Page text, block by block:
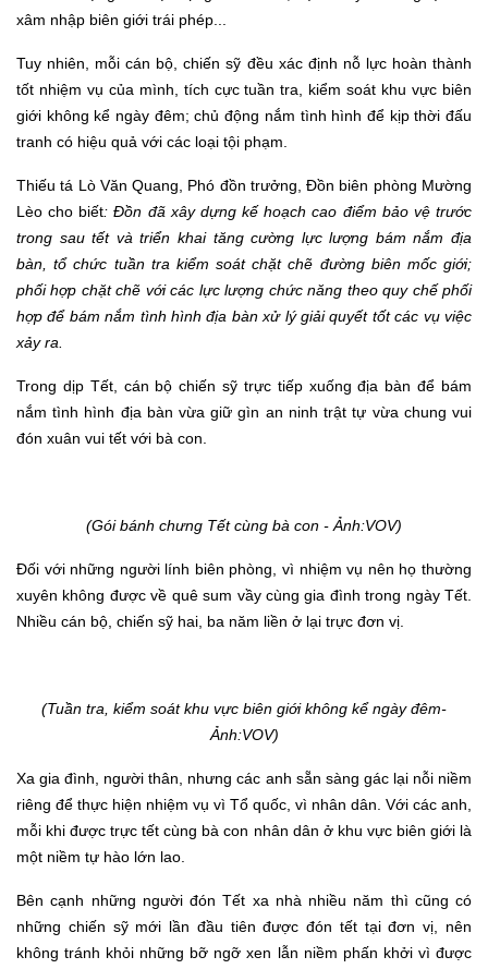
xâm nhập biên giới trái phép...
Tuy nhiên, mỗi cán bộ, chiến sỹ đều xác định nỗ lực hoàn thành
tốt nhiệm vụ của mình, tích cực tuần tra, kiểm soát khu vực biên
giới không kể ngày đêm; chủ động nắm tình hình để kịp thời đấu
tranh có hiệu quả với các loại tội phạm.
Thiếu tá Lò Văn Quang, Phó đồn trưởng, Đồn biên phòng Mường
Lèo cho biết: Đồn đã xây dựng kế hoạch cao điểm bảo vệ trước
trong sau tết và triển khai tăng cường lực lượng bám nắm địa
bàn, tổ chức tuần tra kiểm soát chặt chẽ đường biên mốc giới;
phối hợp chặt chẽ với các lực lượng chức năng theo quy chế phối
hợp để bám nắm tình hình địa bàn xử lý giải quyết tốt các vụ việc
xảy ra.
Trong dịp Tết, cán bộ chiến sỹ trực tiếp xuống địa bàn để bám
nắm tình hình địa bàn vừa giữ gìn an ninh trật tự vừa chung vui
đón xuân vui tết với bà con.
(Gói bánh chưng Tết cùng bà con - Ảnh:VOV)
Đối với những người lính biên phòng, vì nhiệm vụ nên họ thường
xuyên không được về quê sum vầy cùng gia đình trong ngày Tết.
Nhiều cán bộ, chiến sỹ hai, ba năm liền ở lại trực đơn vị.
(Tuần tra, kiểm soát khu vực biên giới không kể ngày đêm-
Ảnh:VOV)
Xa gia đình, người thân, nhưng các anh sẵn sàng gác lại nỗi niềm
riêng để thực hiện nhiệm vụ vì Tổ quốc, vì nhân dân. Với các anh,
mỗi khi được trực tết cùng bà con nhân dân ở khu vực biên giới là
một niềm tự hào lớn lao.
Bên cạnh những người đón Tết xa nhà nhiều năm thì cũng có
những chiến sỹ mới lần đầu tiên được đón tết tại đơn vị, nên
không tránh khỏi những bỡ ngỡ xen lẫn niềm phấn khởi vì được